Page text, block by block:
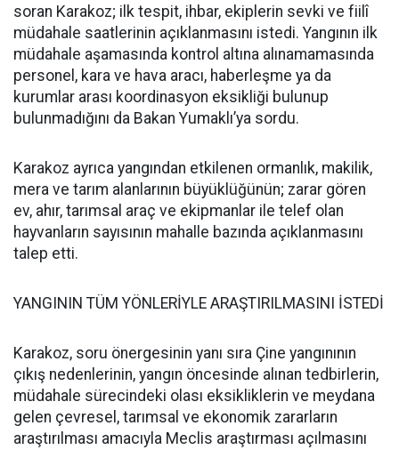
soran Karakoz; ilk tespit, ihbar, ekiplerin sevki ve fiilî
müdahale saatlerinin açıklanmasını istedi. Yangının ilk
müdahale aşamasında kontrol altına alınamamasında
personel, kara ve hava aracı, haberleşme ya da
kurumlar arası koordinasyon eksikliği bulunup
bulunmadığını da Bakan Yumaklı’ya sordu.
Karakoz ayrıca yangından etkilenen ormanlık, makilik,
mera ve tarım alanlarının büyüklüğünün; zarar gören
ev, ahır, tarımsal araç ve ekipmanlar ile telef olan
hayvanların sayısının mahalle bazında açıklanmasını
talep etti.
YANGININ TÜM YÖNLERİYLE ARAŞTIRILMASINI İSTEDİ
Karakoz, soru önergesinin yanı sıra Çine yangınının
çıkış nedenlerinin, yangın öncesinde alınan tedbirlerin,
müdahale sürecindeki olası eksikliklerin ve meydana
gelen çevresel, tarımsal ve ekonomik zararların
araştırılması amacıyla Meclis araştırması açılmasını